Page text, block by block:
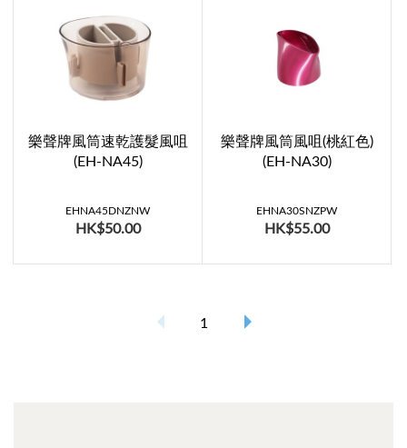
樂聲牌風筒速乾護髮風咀
(EH-NA45)
EHNA45DNZNW
HK$50.00
樂聲牌風筒風咀(桃紅色)
(EH-NA30)
EHNA30SNZPW
HK$55.00
1